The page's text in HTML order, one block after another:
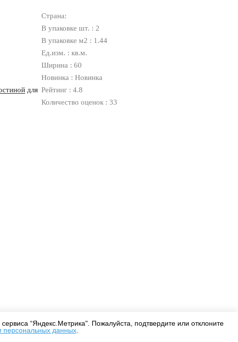
для
Страна:
В упаковке шт. : 2
В упаковке м2 : 1.44
Ед.изм. : кв.м.
Ширина : 60
Новинка : Новинка
Рейтинг : 4.8
Количество оценок : 33
“Яндекс.Метрика". Пожалуйста, подтвердите или отклоните
персональных данных.